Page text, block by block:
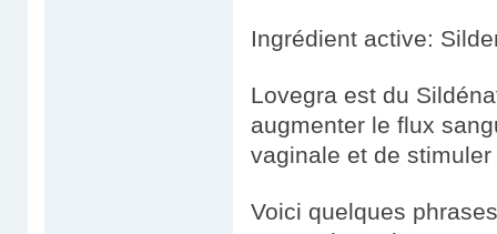
Ingrédient active:
Lovegra est du
augmenter le flux
vaginale et de
Voici quelques